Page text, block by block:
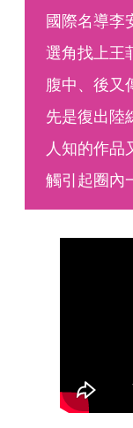
國際名導李
選角找上王
腹中、後又
先是復出陸
人知的作品
觸引起圈內